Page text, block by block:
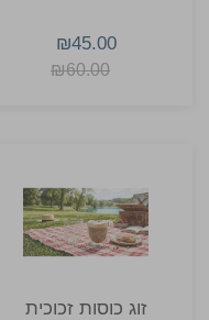
₪45.00
₪60.00
זוג כוסות זכוכית